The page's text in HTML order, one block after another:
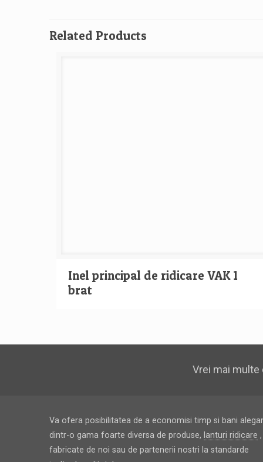
Related Products
Inel principal de ridicare VAK 1
brat
Vrei mai
Va ofera posibilitatea de a economisi timp si bani
dintr-o gama foarte diversa de produse, lanturi ridicare ,
fabricate de noi sau de partenerii nostri la standarde